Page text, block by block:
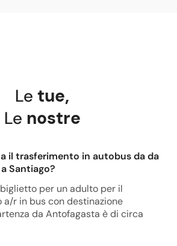
Le tue,
Le nostre
il trasferimento in autobus da da
Santiago?
per un adulto per il
r in bus con destinazione
da Antofagasta è di circa